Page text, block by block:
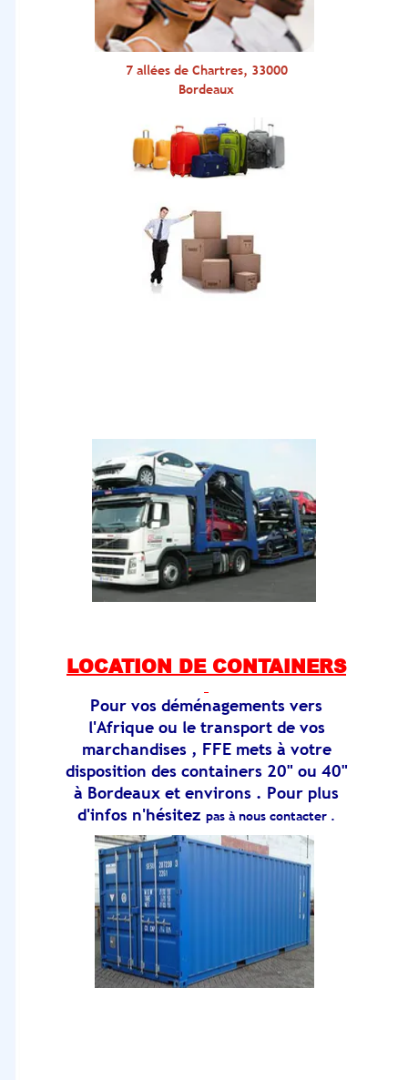
7 allées de Chartres, 33000
Bordeaux
LOCATION DE CONTAINERS
Pour vos déménagements vers
l'Afrique ou le transport de vos
marchandises , FFE mets à votre
disposition des containers 20" ou 40"
à Bordeaux et environs . Pour plus
d'infos n'hésitez pas à nous contacter .